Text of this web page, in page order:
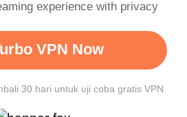
experience with privacy
VPN Now
30 hari untuk uji coba gratis VPN